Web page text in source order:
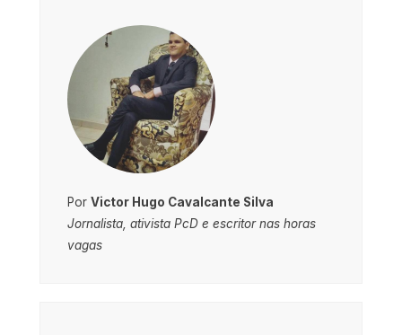
Por Victor Hugo Cavalcante Silva
Jornalista, ativista PcD e escritor nas horas
vagas